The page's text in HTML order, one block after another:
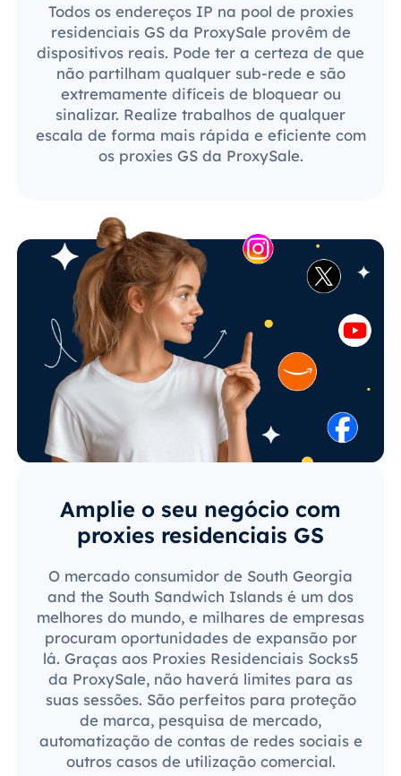
Todos os endereços IP na pool de proxies
residenciais GS da ProxySale provêm de
dispositivos reais. Pode ter a certeza de que
não partilham qualquer sub-rede e são
extremamente difíceis de bloquear ou
sinalizar. Realize trabalhos de qualquer
escala de forma mais rápida e eficiente com
os proxies GS da ProxySale.
Amplie o seu negócio com
proxies residenciais GS
O mercado consumidor de South Georgia
and the South Sandwich Islands é um dos
melhores do mundo, e milhares de empresas
procuram oportunidades de expansão por
lá. Graças aos Proxies Residenciais Socks5
da ProxySale, não haverá limites para as
suas sessões. São perfeitos para proteção
de marca, pesquisa de mercado,
automatização de contas de redes sociais e
outros casos de utilização comercial.